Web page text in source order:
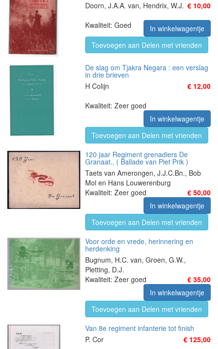
Doorn, J.A.A. van, Hendrix, W.J. € 10,00
Kwaliteit: Goed
In winkelwagentje
Toevoegen aan Delen met vrienden
De slag om Tjakra Negara : een verslag
in drie brieven
H Colijn
€ 12,00
Kwaliteit: Zeer goed
In winkelwagentje
Toevoegen aan Delen met vrienden
120 jaar Regiment grenadiers De
Granaat., ( Ballade van Piet Prik )
Taets van Amerongen, J.J.C.Bn., Bob
Mol en Hans Louwerenburg
€ 50,00
Kwaliteit: Zeer goed
In winkelwagentje
Toevoegen aan Delen met vrienden
Voor orde en vrede, herinnering en
herdenking
Bugnum, H.C. van, Groen, G.W.,
Pletting, D.J.
€ 35,00
Kwaliteit: Zeer goed
In winkelwagentje
Toevoegen aan Delen met vrienden
Van 8e regiment infanterie tot finish
P. Cor
€ 125,00